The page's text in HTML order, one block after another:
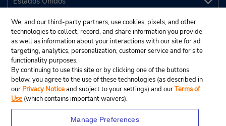
We, and our third-party partners, use cookies, pixels, and other
technologies to collect, record, and share information you provide
as well as information about your interactions with our site for ad
targeting, analytics, personalization, customer service and for site
functionality purposes.
By continuing to use this site or by clicking one of the buttons
below, you agree to the use of these technologies (as described in
our Privacy Noticeand subject to your settings) and ourTerms of
Use (which contains important waivers).
Manage Preferences